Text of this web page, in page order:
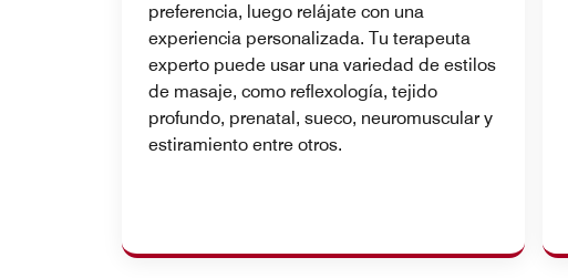
preferencia, luego relájate con una
experiencia personalizada. Tu terapeuta
experto puede usar una variedad de estilos
de masaje, como reflexología, tejido
profundo, prenatal, sueco, neuromuscular y
estiramiento entre otros.